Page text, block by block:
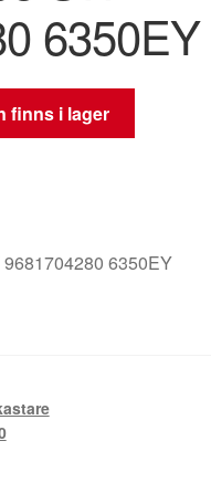
6350EY
finns i lager
6350EY